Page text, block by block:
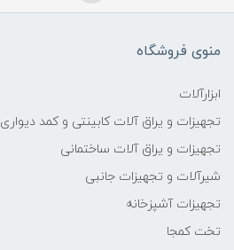
منوی فروشگاه
ابزارآلات
تجهیزات و یراق آلات کابینتی و کمد دیواری
تجهیزات و یراق آلات ساختمانی
شیرآلات و تجهیزات جانبی
تجهیزات آشپزخانه
تخت کمجا